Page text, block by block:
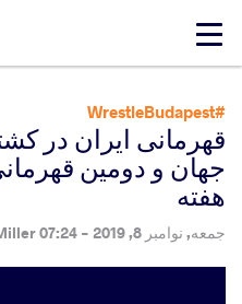
Click
open
mobile
menu
#WrestleBudapest
جهان و دومین
هفته
جمعه, نوامبر 8, 2019 - 07:24